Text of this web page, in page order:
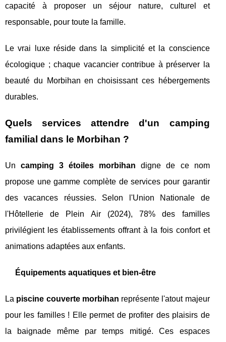
capacité à proposer un séjour nature, culturel et
responsable, pour toute la famille.
Le vrai luxe réside dans la simplicité et la conscience
écologique ; chaque vacancier contribue à préserver la
beauté du Morbihan en choisissant ces hébergements
durables.
Quels services attendre d'un camping
familial dans le Morbihan ?
Uncamping 3 étoiles morbihan digne de ce nom
propose une gamme complète de services pour garantir
des vacances réussies. Selon l'Union Nationale de
l'Hôtellerie de Plein Air (2024), 78% des familles
privilégient les établissements offrant à la fois confort et
animations adaptées aux enfants.
Équipements aquatiques et bien-être
La piscine couverte morbihan représente l'atout majeur
pour les familles ! Elle permet de profiter des plaisirs de
la baignade même par temps mitigé. Ces espaces